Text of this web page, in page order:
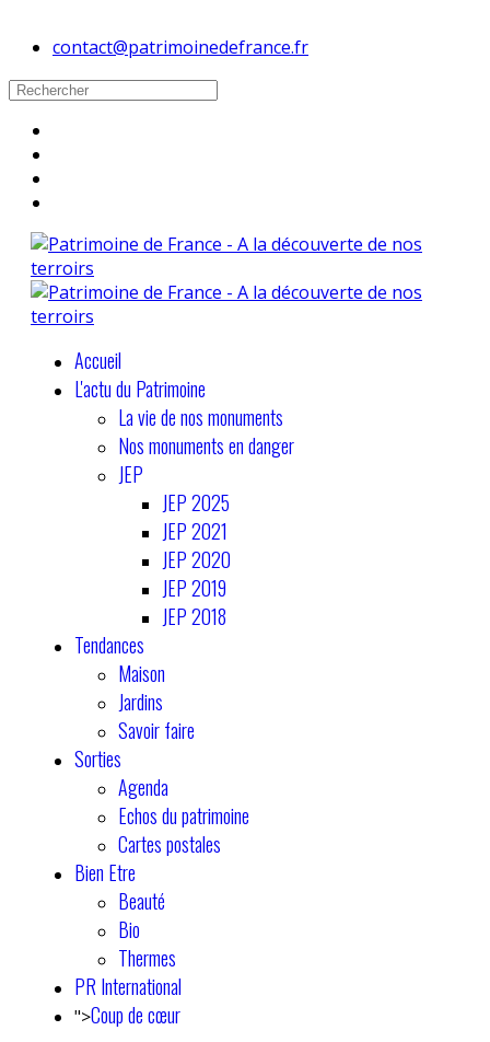
contact@patrimoinedefrance.fr
Accueil
L'actu du Patrimoine
La vie de nos monuments
Nos monuments en danger
JEP
JEP 2025
JEP 2021
JEP 2020
JEP 2019
JEP 2018
Tendances
Maison
Jardins
Savoir faire
Sorties
Agenda
Echos du patrimoine
Cartes postales
Bien Etre
Beauté
Bio
Thermes
PR International
">Coup de cœur